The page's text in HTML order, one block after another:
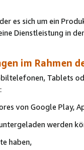
es sich um ein
Dienstleistung in
im Rahmen
Tablets
von Google Play,
werden
haben,